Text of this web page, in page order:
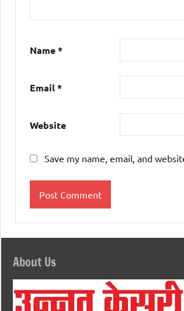
Name*
Email*
Website
Save my name, email, and
About Us